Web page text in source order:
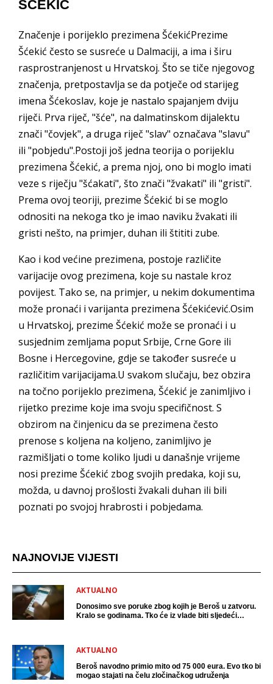
ŠĆEKIĆ
Značenje i porijeklo prezimena ŠćekićPrezime
Šćekić često se susreće u Dalmaciji, a ima i širu
rasprostranjenost u Hrvatskoj. Što se tiče njegovog
značenja, pretpostavlja se da potječe od starijeg
imena Šćekoslav, koje je nastalo spajanjem dviju
riječi. Prva riječ, "šće", na dalmatinskom dijalektu
znači "čovjek", a druga riječ "slav" označava "slavu"
ili "pobjedu".Postoji još jedna teorija o porijeklu
prezimena Šćekić, a prema njoj, ono bi moglo imati
veze s riječju "šćakati", što znači "žvakati" ili "gristi".
Prema ovoj teoriji, prezime Šćekić bi se moglo
odnositi na nekoga tko je imao naviku žvakati ili
gristi nešto, na primjer, duhan ili štititi zube.
Kao i kod većine prezimena, postoje različite
varijacije ovog prezimena, koje su nastale kroz
povijest. Tako se, na primjer, u nekim dokumentima
može pronaći i varijanta prezimena Šćekićević.Osim
u Hrvatskoj, prezime Šćekić može se pronaći i u
susjednim zemljama poput Srbije, Crne Gore ili
Bosne i Hercegovine, gdje se također susreće u
različitim varijacijama.U svakom slučaju, bez obzira
na točno porijeklo prezimena, Šćekić je zanimljivo i
rijetko prezime koje ima svoju specifičnost. S
obzirom na činjenicu da se prezimena često
prenose s koljena na koljeno, zanimljivo je
razmišljati o tome koliko ljudi u današnje vrijeme
nosi prezime Šćekić zbog svojih predaka, koji su,
možda, u davnoj prošlosti žvakali duhan ili bili
poznati po svojoj hrabrosti i pobjedama.
NAJNOVIJE VIJESTI
AKTUALNO
Donosimo sve poruke zbog kojih je Beroš u zatvoru.
Kralo se godinama. Tko će iz vlade biti sljedeći
AKTUALNO
Beroš navodno primio mito od 75 000 eura. Evo tko bi
mogao stajati na čelu zločinačkog udruženja